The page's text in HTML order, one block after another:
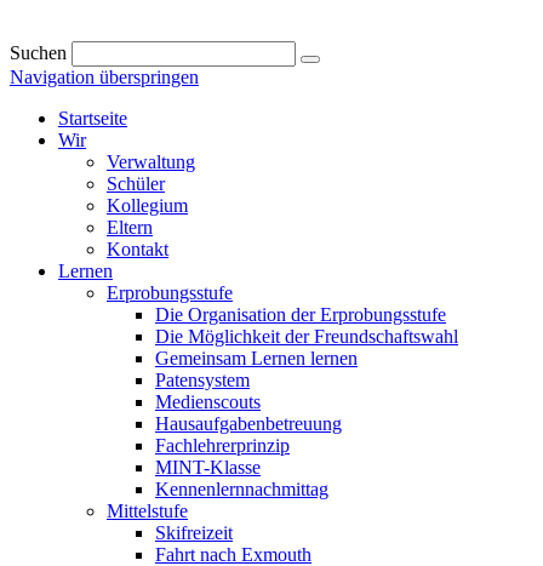
Suchen
Navigation überspringen
Startseite
Wir
Verwaltung
Schüler
Kollegium
Eltern
Kontakt
Lernen
Erprobungsstufe
Die Organisation der Erprobungsstufe
Die Möglichkeit der Freundschaftswahl
Gemeinsam Lernen lernen
Patensystem
Medienscouts
Hausaufgabenbetreuung
Fachlehrerprinzip
MINT-Klasse
Kennenlernnachmittag
Mittelstufe
Skifreizeit
Fahrt nach Exmouth